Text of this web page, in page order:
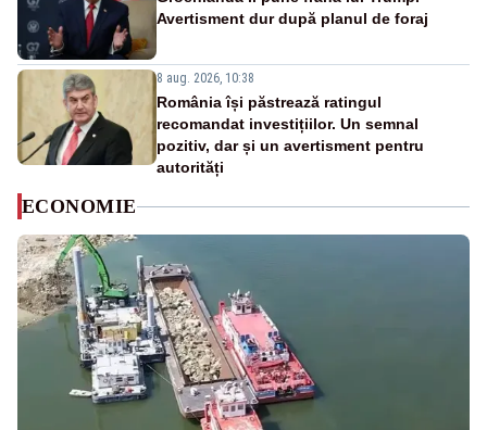
Avertisment dur după planul de foraj
8 aug. 2026, 10:38
România își păstrează ratingul
recomandat investițiilor. Un semnal
pozitiv, dar și un avertisment pentru
autorități
ECONOMIE